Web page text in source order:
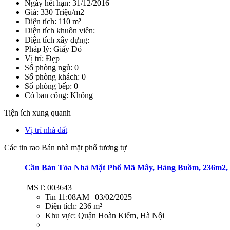
Ngày hết hạn: 31/12/2016
Giá: 330 Triệu/m2
Diện tích: 110 m²
Diện tích khuôn viên:
Diện tích xây dựng:
Pháp lý: Giấy Đỏ
Vị trí: Đẹp
Số phòng ngủ: 0
Số phòng khách: 0
Số phòng bếp: 0
Có ban công: Không
Tiện ích xung quanh
Vị trí nhà đất
Các tin rao Bán nhà mặt phố tương tự
Cần Bán Tòa Nhà Mặt Phố Mã Mây, Hàng Buồm,
MST: 003643
Tin 11:08AM | 03/02/2025
Diện tích: 236 m²
Khu vực: Quận Hoàn Kiếm, Hà Nội